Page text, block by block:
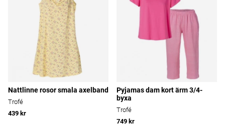
Nattlinne rosor smala axelband
Trofé
439 kr
Pyjamas dam kort ärm 3/4-
byxa
Trofé
749 kr